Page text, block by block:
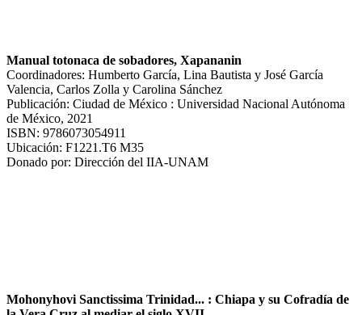
Manual totonaca de sobadores, Xapananin
Coordinadores: Humberto García, Lina Bautista y José García
Valencia, Carlos Zolla y Carolina Sánchez
Publicación: Ciudad de México : Universidad Nacional Autónoma
de México, 2021
ISBN: 9786073054911
Ubicación: F1221.T6 M35
Donado por: Dirección del IIA-UNAM
Mohonyhovi Sanctissima Trinidad... : Chiapa y su Cofradía de